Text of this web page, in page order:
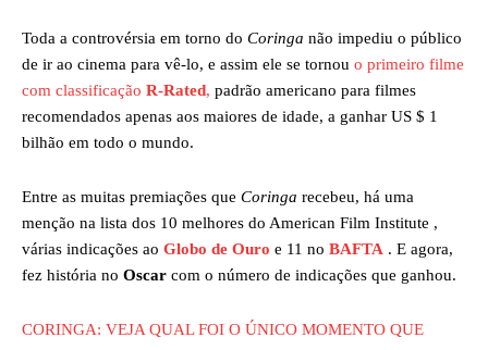
Toda a controvérsia em torno do Coringa não impediu o público
de ir ao cinema para vê-lo, e assim ele se tornou o primeiro filme
com classificação R-Rated, padrão americano para filmes
recomendados apenas aos maiores de idade, a ganhar US $ 1
bilhão em todo o mundo.
Entre as muitas premiações que Coringa recebeu, há uma
menção na lista dos 10 melhores do American Film Institute ,
várias indicações ao Globo de Ouro e 11 no BAFTA . E agora,
fez história no Oscar com o número de indicações que ganhou.
CORINGA: VEJA QUAL FOI O ÚNICO MOMENTO QUE